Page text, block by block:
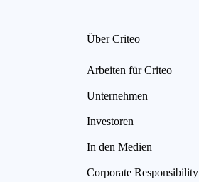
Über Criteo
Arbeiten für Criteo
Unternehmen
Investoren
In den Medien
Corporate Responsibility